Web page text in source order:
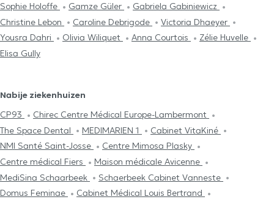
Sophie Holoffe
Gamze Güler
Gabriela Gabiniewicz
Christine Lebon
Caroline Debrigode
Victoria Dhaeyer
Yousra Dahri
Olivia Wiliquet Anna Courtois
Zélie Huvelle
Elisa Gully
Nabije ziekenhuizen
CP93
Chirec Centre Médical Europe-Lambermont
The Space Dental
MEDIMARIEN 1
Cabinet VitaKiné
NMI Santé Saint-Josse
Centre Mimosa Plasky
Centre médical Fiers
Maison médicale Avicenne
MediSina Schaarbeek
Schaerbeek Cabinet Vanneste
Domus Feminae
Cabinet Médical Louis Bertrand